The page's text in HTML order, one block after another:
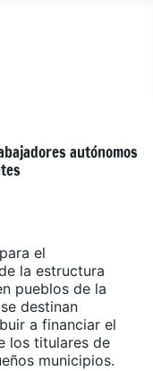
autónomos
el
la estructura
pueblos de la
destinan
a financiar el
los titulares de
municipios.